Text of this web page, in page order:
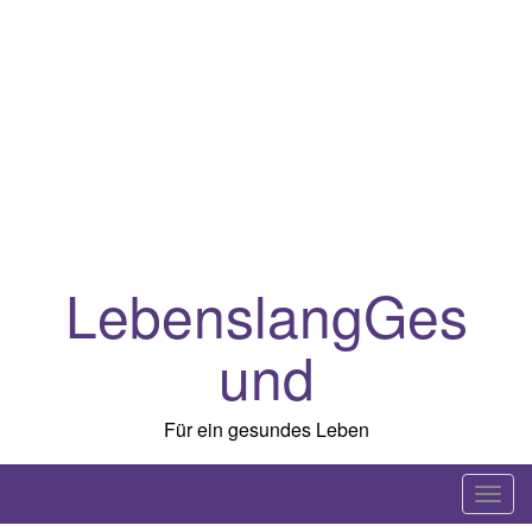
LebenslangGes
und
Für ein gesundes Leben
T